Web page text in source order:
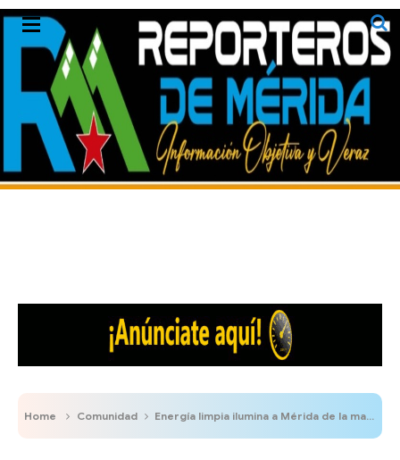
Home Comunidad Energía limpia ilumina a Mérida de la mano de la Alcaldía